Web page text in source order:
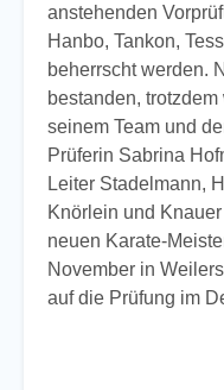
anstehenden
Hanbo, Tankon,
beherrscht werden.
bestanden,
seinem Team und
Prüferin Sabrina
Leiter Stadelmann,
Knörlein und
neuen Karate-
November in
auf die Prüfung im